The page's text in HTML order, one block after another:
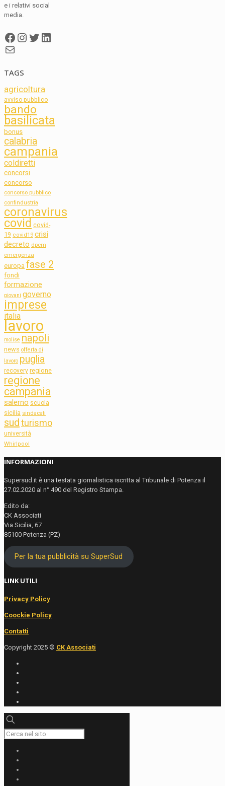
e i relativi social
media.
Facebook
Instagram
Twitter
LinkedIn
Mail
TAGS
agricoltura
avviso pubblico
bando
basilicata
bonus
calabria
campania
coldiretti
concorsi
concorso
concorso pubblico
confindustria
coronavirus
covid covid-
19 covid19 crisi
decreto dpcm
emergenza
europa fase 2
fondi
formazione
giovani governo
imprese
italia
lavoro
molise napoli
news offerta di
lavoro puglia
recovery regione
regione
campania
salerno scuola
sicilia sindacati
sudturismo
università
Whirlpool
INFORMAZIONI
Supersud.it è una testata giornalistica iscritta al Tribunale di Potenza il
27.02.2020 al n° 490 del Registro Stampa.
Edito da:
CK Associati
Via Sicilia, 67
85100 Potenza (PZ)
Per la tua pubblicità su SuperSud
LINK UTILI
Privacy Policy
Coockie Policy
Contatti
Copyright 2025 © CK Associati